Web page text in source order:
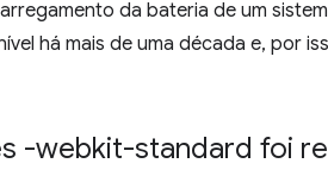
da bateria de um
há mais de uma década e, por
-webkit-standard foi